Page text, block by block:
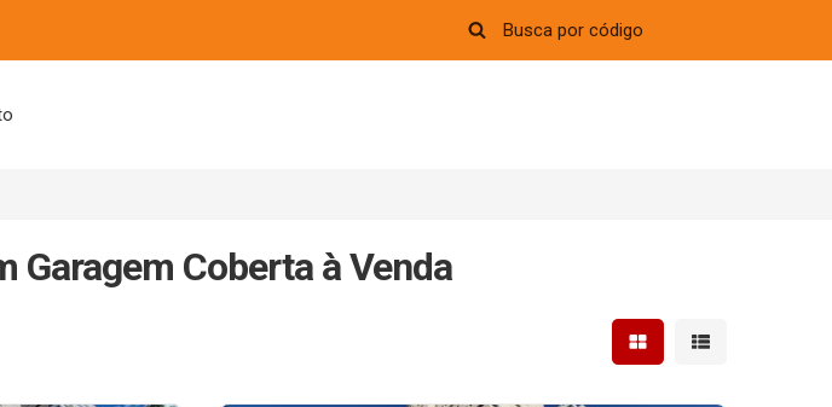
Garagem Coberta à Venda
Mostrar resultados em
Mostrar